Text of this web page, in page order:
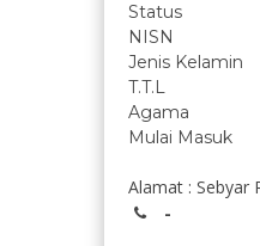
Status
NISN
Jenis Kelamin
T.T.L
Agama
Mulai Masuk
Alamat : Sebyar
-